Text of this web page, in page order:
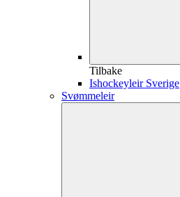
Tilbake
Ishockeyleir Sverige
Svømmeleir